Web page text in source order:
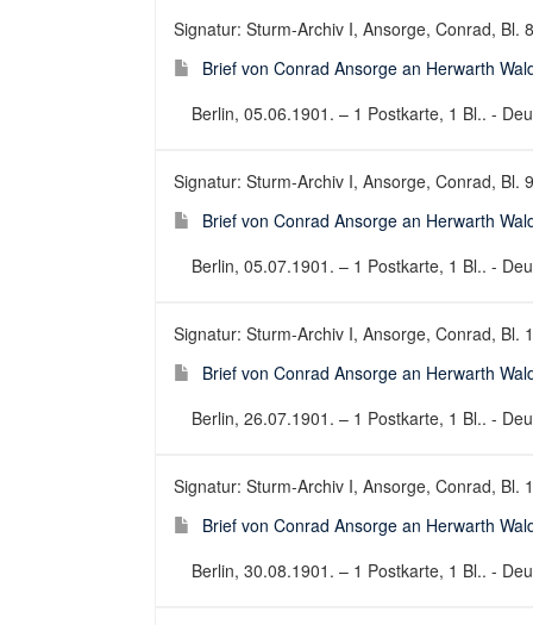
Signatur: Sturm-Archiv I, Ansorge, Conrad, Bl. 8
Brief von Conrad Ansorge an Herwarth
Berlin, 05.06.1901. – 1 Postkarte, 1 Bl.. -
Signatur: Sturm-Archiv I, Ansorge, Conrad, Bl. 9
Brief von Conrad Ansorge an Herwarth
Berlin, 05.07.1901. – 1 Postkarte, 1 Bl.. -
Signatur: Sturm-Archiv I, Ansorge, Conrad, Bl.
Brief von Conrad Ansorge an Herwarth
Berlin, 26.07.1901. – 1 Postkarte, 1 Bl.. -
Signatur: Sturm-Archiv I, Ansorge, Conrad, Bl.
Brief von Conrad Ansorge an Herwarth
Berlin, 30.08.1901. – 1 Postkarte, 1 Bl.. -